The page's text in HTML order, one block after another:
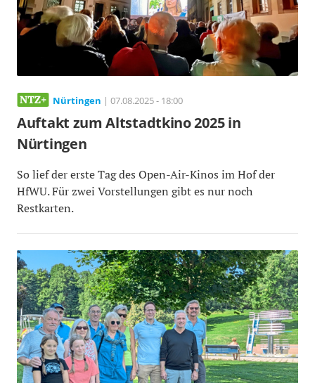
Nürtingen | 07.08.2025 - 18:00
Auftakt zum Altstadtkino 2025 in
Nürtingen
So lief der erste Tag des Open-Air-Kinos im Hof der
HfWU. Für zwei Vorstellungen gibt es nur noch
Restkarten.